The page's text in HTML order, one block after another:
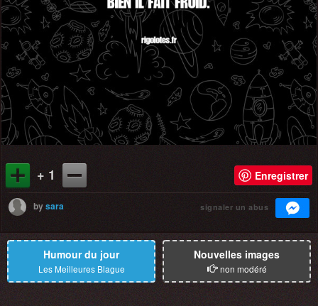
+ 1 Enregistrer
bysara signaler un abus
Humour du jour
Les Meilleures Blague
Nouvelles images
non modéré